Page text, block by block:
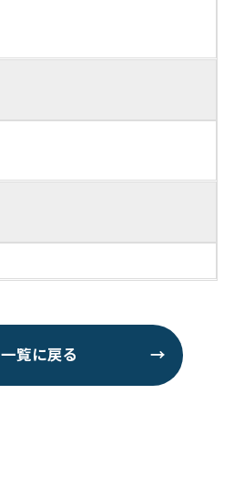
一覧に戻る →